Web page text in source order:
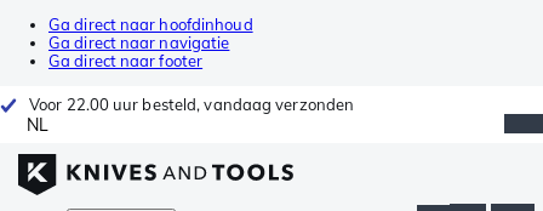
Ga direct naar hoofdinhoud
Ga direct naar navigatie
Ga direct naar footer
Voor 22.00 uur besteld, vandaag verzonden
NL